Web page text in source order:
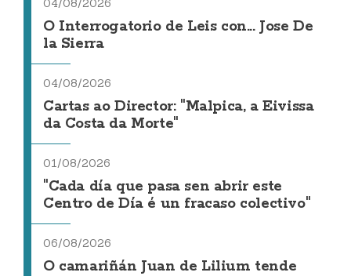
04/08/2026
O Interrogatorio de Leis con... Jose De
la Sierra
04/08/2026
Cartas ao Director: "Malpica, a Eivissa
da Costa da Morte"
01/08/2026
"Cada día que pasa sen abrir este
Centro de Día é un fracaso colectivo"
06/08/2026
O camariñán Juan de Lilium tende